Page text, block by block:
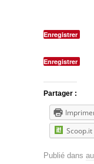
Enregistrer
Enregistrer
Partager :
Scoop.it
Publié dans